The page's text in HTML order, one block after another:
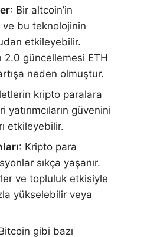
: Bir altcoin’in
ve bu teknolojinin
etkileyebilir.
2.0 güncellemesi ETH
neden olmuştur.
kripto paralara
güvenini
etkileyebilir.
: Kripto para
sıkça yaşanır.
ve topluluk etkisiyle
yükselebilir veya
gibi bazı